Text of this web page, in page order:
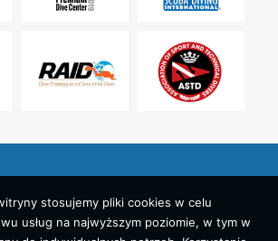
stosujemy pliki cookies w celu
usług na najwyższym poziomie, w tym w